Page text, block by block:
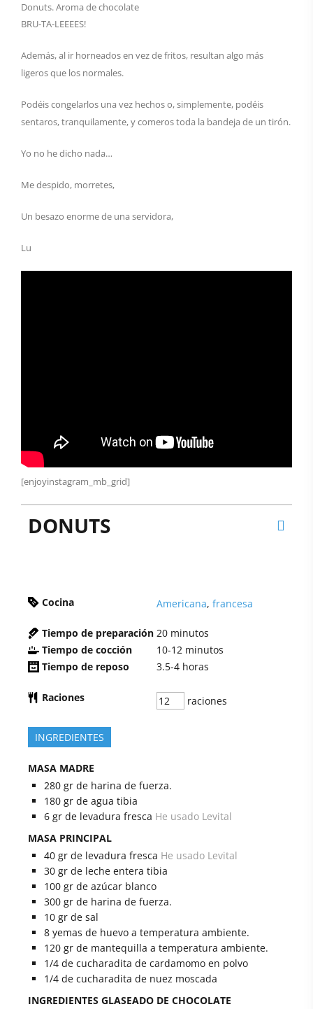
Donuts. Aroma de chocolate
BRU-TA-LEEEES!
Además, al ir horneados en vez de fritos, resultan algo más
ligeros que los normales.
Podéis congelarlos una vez hechos o, simplemente, podéis
sentaros, tranquilamente, y comeros toda la bandeja de un tirón.
Yo no he dicho nada…
Me despido, morretes,
Un besazo enorme de una servidora,
Lu
[enjoyinstagram_mb_grid]
DONUTS
Cocina Americana, francesa
Tiempo de preparación 20 minutos
Tiempo de cocción
10-12 minutos
Tiempo de reposo
3.5-4 horas
Raciones raciones
INGREDIENTES
MASA MADRE
280 gr de harina de fuerza.
180 gr de agua tibia
6 gr de levadura fresca He usado Levital
MASA PRINCIPAL
40 gr de levadura fresca He usado Levital
30 gr de leche entera tibia
100 gr de azúcar blanco
300 gr de harina de fuerza.
10 gr de sal
8 yemas de huevo a temperatura ambiente.
120 gr de mantequilla a temperatura ambiente.
1/4 de cucharadita de cardamomo en polvo
1/4 de cucharadita de nuez moscada
INGREDIENTES GLASEADO DE CHOCOLATE